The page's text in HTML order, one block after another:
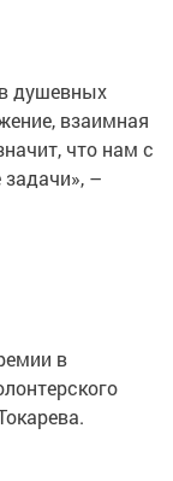
душевных
взаимная
что нам с
–
в